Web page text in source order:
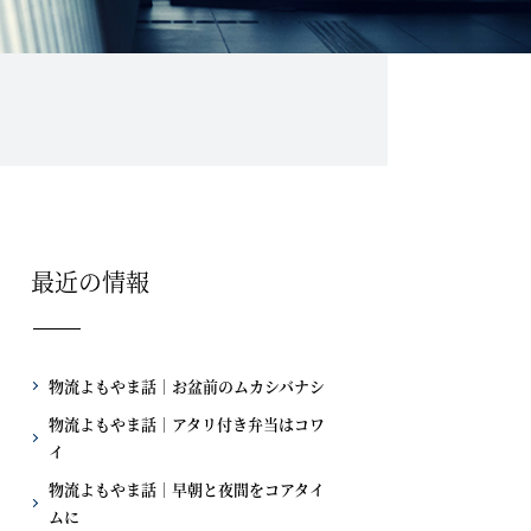
最近の情報
物流よもやま話｜お盆前のムカシバナシ
物流よもやま話｜アタリ付き弁当はコワ
イ
物流よもやま話｜早朝と夜間をコアタイ
ムに